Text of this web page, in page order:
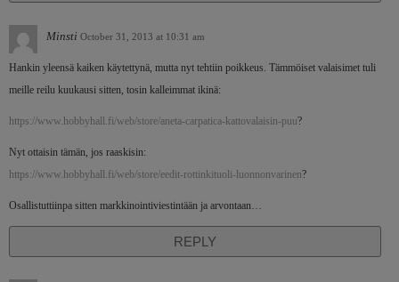
Minsti October 31, 2013 at 10:31 am
Hankin yleensä kaiken käytettynä, mutta nyt tehtiin poikkeus. Tämmöiset valaisimet tuli
meille reilu kuukausi sitten, tosin kalleimmat ikinä:
https://www.hobbyhall.fi/web/store/aneta-carpatica-kattovalaisin-puu?
Nyt ottaisin tämän, jos raaskisin:
https://www.hobbyhall.fi/web/store/eedit-rottinkituoli-luonnonvarinen?
Osallistuttiinpa sitten markkinointiviestintään ja arvontaan…
REPLY